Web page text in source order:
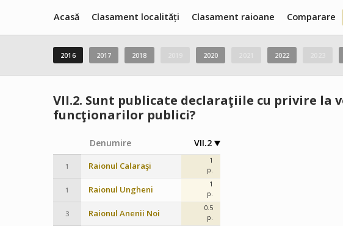
Acasă Clasament localități Clasament raioane Comparare
2016 2017 2018 2020 2022
VII.2. Sunt publicate declaraţiile cu privire la
funcţionarilor publici?
Denumire VII.2
1 Raionul Calaraşi
1
p.
1 Raionul Ungheni
1
p.
3 Raionul Anenii Noi
0.5
p.